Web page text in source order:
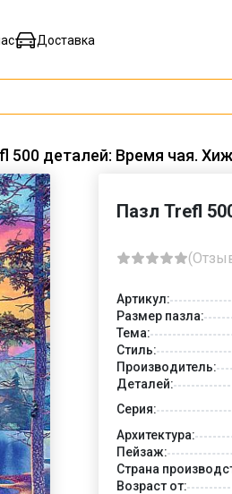
Доставка
500 деталей: Время чая.
Пазл Trefl
Артикул:
Размер пазла:
Тема:
Стиль:
Производитель:
Деталей:
Серия:
Архитектура:
Пейзаж:
Страна
Возраст от: